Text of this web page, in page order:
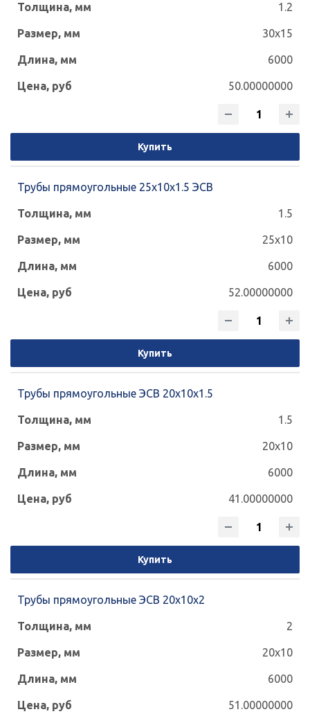
1.2
30x15
6000
50.00000000
Купить
Трубы прямоугольные 25х10х1.5 ЭСВ
1.5
25x10
6000
52.00000000
Купить
Трубы прямоугольные ЭСВ 20х10х1.5
1.5
20x10
6000
41.00000000
Купить
Трубы прямоугольные ЭСВ 20х10х2
2
20x10
6000
51.00000000